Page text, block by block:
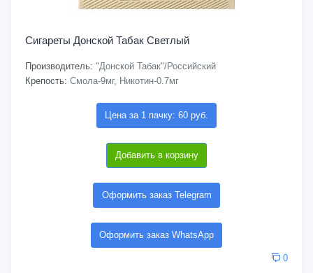
Сигареты Донской Табак Светлый
Производитель: "Донской Табак"/Российский
Крепость: Смола-9мг, Никотин-0.7мг
Цена за 1 пачку: 60 руб.
Добавить в корзину
Оформить заказ Telegram
Оформить заказ WhatsApp
0